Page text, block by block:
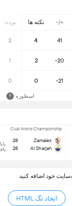
+/- نکته ها بردها
41
4
2
-20
2
1
-21
0
0
اسطوره ?
Club World Championship
Zamalek
28
Al Sharjah
28
ایجاد تگ HTML